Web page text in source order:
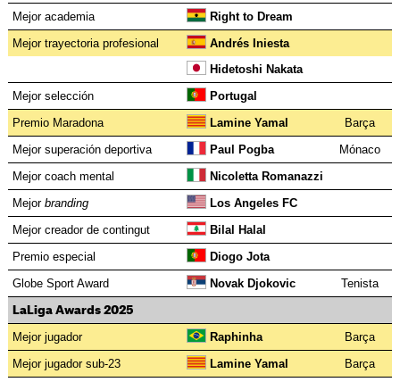
Mejor academia
Right to Dream
Mejor trayectoria profesional
Andrés Iniesta
Hidetoshi Nakata
Mejor selección
Portugal
Premio Maradona
Lamine Yamal
Barça
Mejor superación deportiva
Paul Pogba
Mónaco
Mejor coach mental
Nicoletta Romanazzi
Mejor branding
Los Angeles FC
Mejor creador de contingut
Bilal Halal
Premio especial
Diogo Jota
Globe Sport Award
Novak Djokovic Tenista
LaLiga Awards 2025
Mejor jugador Raphinha
Barça
Mejor jugador sub-23
Lamine Yamal
Barça